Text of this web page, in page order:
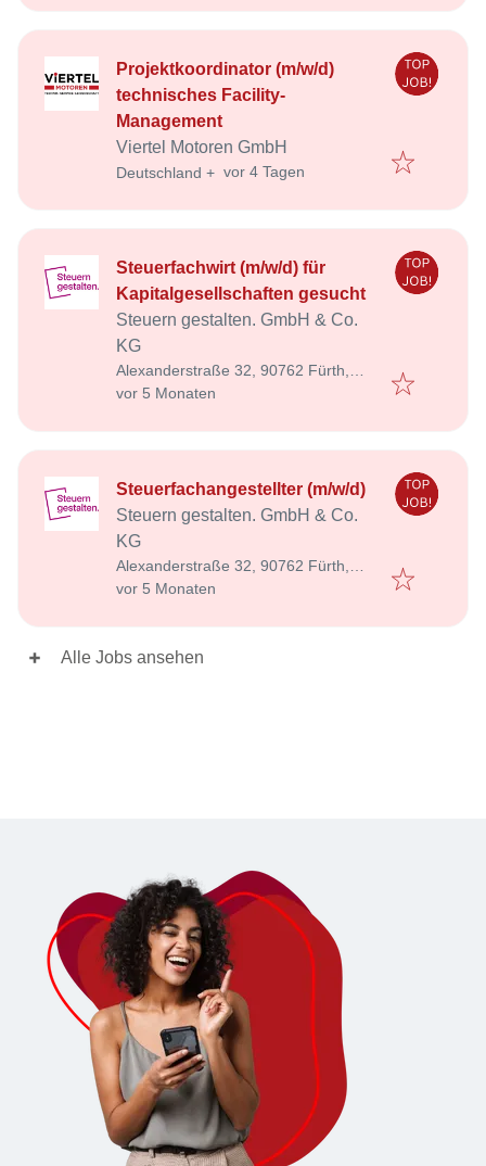
Projektkoordinator (m/w/d)
technisches Facility-
Management
Viertel Motoren GmbH
Deutschland + Veröffentlicht
vor 4 Tagen
Steuerfachwirt (m/w/d) für
Kapitalgesellschaften gesucht
Steuern gestalten. GmbH & Co.
KG
Alexanderstraße 32, 90762 Fürth,
Deutschland
Veröffentlicht:
vor 5 Monaten
Steuerfachangestellter (m/w/d)
Steuern gestalten. GmbH & Co.
KG
Alexanderstraße 32, 90762 Fürth,
Deutschland
Veröffentlicht:
vor 5 Monaten
Alle Jobs ansehen